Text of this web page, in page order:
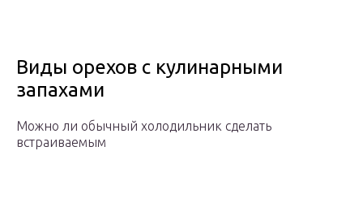
Виды орехов с кулинарными
запахами
Можно ли обычный холодильник сделать
встраиваемым